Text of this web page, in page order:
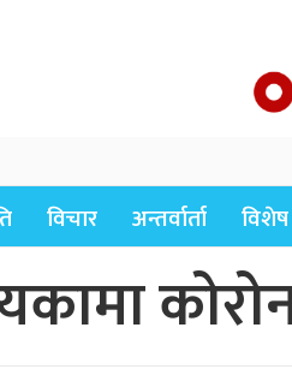
विचार अन्तर्वार्ता विशेष